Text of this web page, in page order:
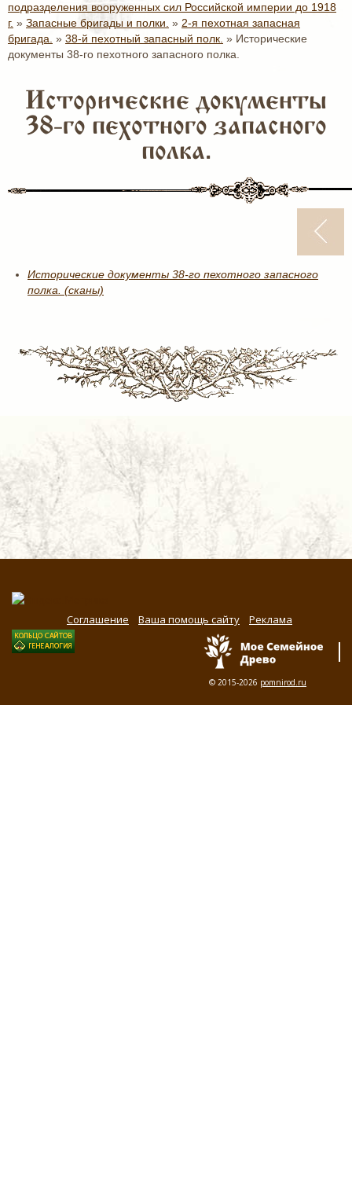
подразделения вооруженных сил Российской империи до 1918
г. » Запасные бригады и полки. » 2-я пехотная запасная
бригада. » 38-й пехотный запасный полк. » Исторические
документы 38-го пехотного запасного полка.
Исторические документы
38-го пехотного запасного
полка.
Исторические документы 38-го пехотного запасного
полка. (сканы)
Соглашение Ваша помощь сайту Реклама
© 2015-2026 pomnirod.ru